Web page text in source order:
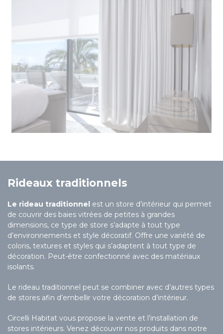
Rideaux traditionnels
Le rideau traditionnel est un store d’intérieur qui permet
de couvrir des baies vitrées de petites à grandes
dimensions, ce type de store s’adapte à tout type
d’environnements et style décoratif. Offre une variété de
coloris, textures et styles qui s’adaptent à tout type de
décoration. Peut-être confectionné avec des matériaux
isolants.
Le rideau traditionnel peut se combiner avec d’autres types
de stores afin d’embellir votre décoration d’intérieur.
Circelli Habitat vous propose la vente et l’installation de
stores intérieurs. Venez découvrir nos produits dans notre